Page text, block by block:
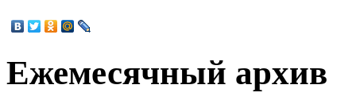
Ежемесячный архив